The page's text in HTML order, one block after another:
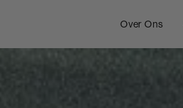
Over Ons